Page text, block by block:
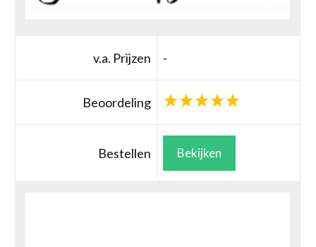
v.a. Prijzen -
Beoordeling
Bestellen Bekijken